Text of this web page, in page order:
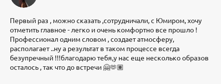
Первый раз , можно сказать ,сотрудничали, с Юмиром, хочу
отметить главное - легко и очень комфортно все прошло !
Профессионал одним словом , создает атмосферу,
располагает ..ну а результат в таком процессе всегда
безупречный !!!благодарю тебя,у нас еще несколько образов
осталось , так что до встречи 🤗🫶🏽